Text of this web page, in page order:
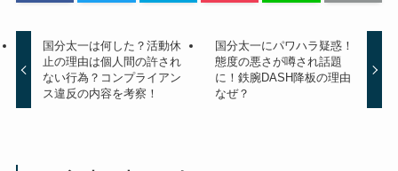
国分太一は何した？活動休
止の理由は個人間の許され
ない行為？コンプライアン
ス違反の内容を考察！
国分太一にパワハラ疑惑！
態度の悪さが噂され話題
に！鉄腕DASH降板の理由
なぜ？